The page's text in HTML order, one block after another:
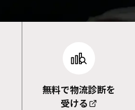
無料で物流診断を
受ける